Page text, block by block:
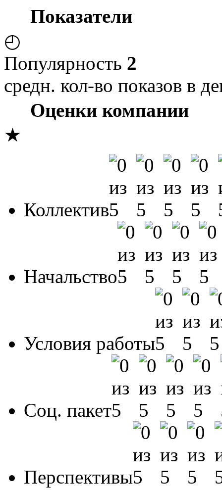
Показатели
◴
Популярность 2
средн. кол-во показов в
Оценки компании
★
Коллектив
Начальство
Условия работы
Соц. пакет
Перспективы